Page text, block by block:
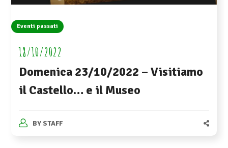
Eventi passati
18/10/2022
Domenica 23/10/2022 – Visitiamo
il Castello… e il Museo
BY STAFF